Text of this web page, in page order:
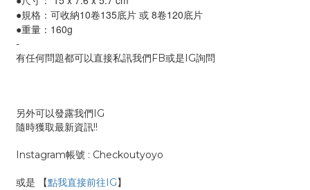
●規格：可收納10卷135底片 或 8卷120底片
●重量：160g
-
有任何問題都可以直接私訊我們FB或是IG詢問
另外可以發露我們IG
隨時獲取最新資訊!!
Instagram帳號 : Checkoutyoyo
或是 【點我直接前往IG】